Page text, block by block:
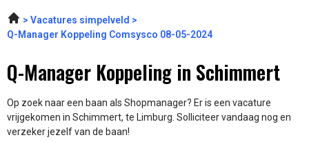
Vacatures simpelveld
Q-Manager Koppeling Comsysco 08-05-2024
Q-Manager Koppeling in Schimmert
Op zoek naar een baan als Shopmanager? Er is een vacature
vrijgekomen in Schimmert, te Limburg. Solliciteer vandaag nog en
verzeker jezelf van de baan!